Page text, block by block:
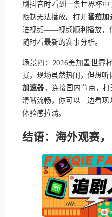
刷抖音时看到一条世界杯
限制无法播放。打开番茄加
进视频——视频顺利播放，
随时看最新的赛事分析。
场景四：2026美加墨世界
赛，现场虽然热闹，但想
加速器，连接国内节点，
清晰流畅，你可以一边看现
体验感拉满。
结语：海外观赛